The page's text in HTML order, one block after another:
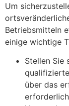
Um
Betriebsmitteln
einige wichtige
Stellen Sie
über das